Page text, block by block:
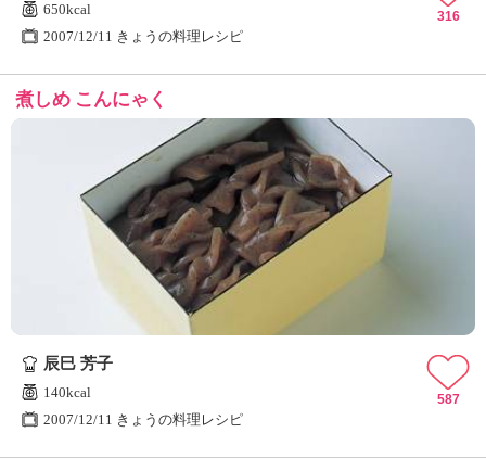
650kcal
2007/12/11 きょうの料理レシピ
316
煮しめ こんにゃく
辰巳 芳子
140kcal
2007/12/11 きょうの料理レシピ
587